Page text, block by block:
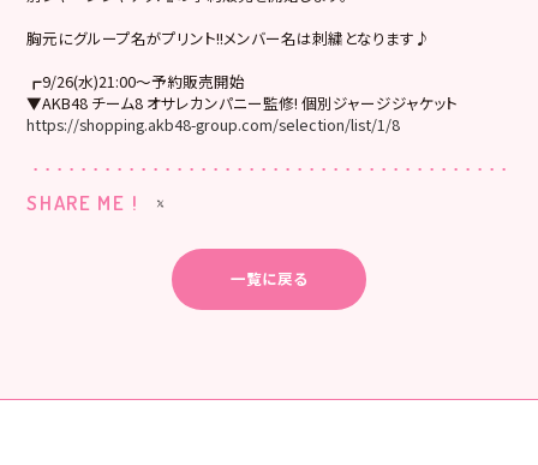
胸元にグループ名がプリント!!メンバー名は刺繍となります♪
┏9/26(水)21:00～予約販売開始
▼AKB48 チーム8 オサレカンパニー監修! 個別ジャージジャケット
https://shopping.akb48-group.com/selection/list/1/8
SHARE ME !
一覧に戻る